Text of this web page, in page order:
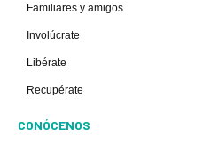
Familiares y amigos
Involúcrate
Libérate
Recupérate
CONÓCENOS